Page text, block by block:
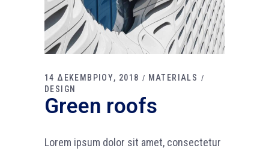
14 ΔΕΚΕΜΒΡΙΟΥ, 2018
MATERIALS
DESIGN
Green roofs
Lorem ipsum dolor sit amet, consectetur